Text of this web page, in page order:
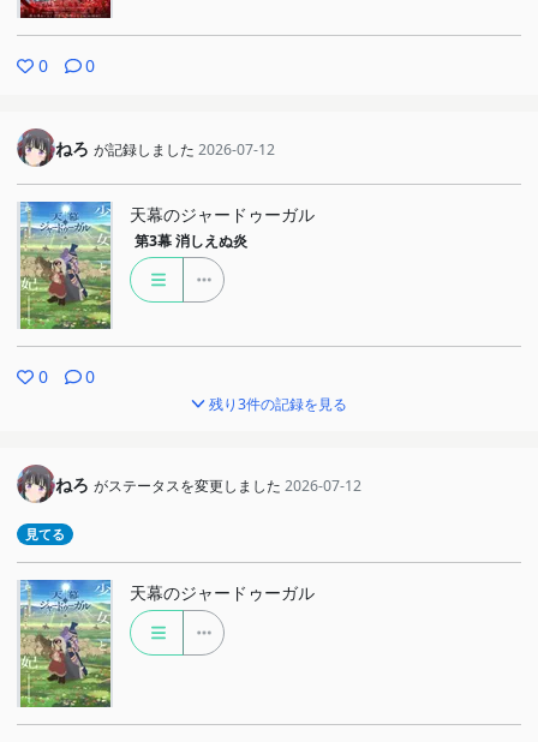
0 0
ねろ が記録しました 2026-07-12
天幕のジャードゥーガル
第3幕 消しえぬ炎
0 0
残り3件の記録を見る
ねろ がステータスを変更しました 2026-07-12
見てる
天幕のジャードゥーガル